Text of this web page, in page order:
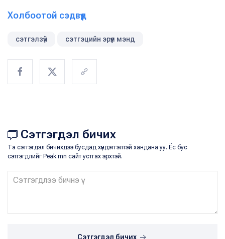
Холбоотой сэдвүүд
сэтгэлзүй сэтгэцийн эрүүл мэнд
Сэтгэгдэл бичих
Та сэтгэгдэл бичихдээ бусдад хүндэтгэлтэй хандана уу. Ёс бус
сэтгэгдлийг Peak.mn сайт устгах эрхтэй.
Сэтгэгдэл бичих